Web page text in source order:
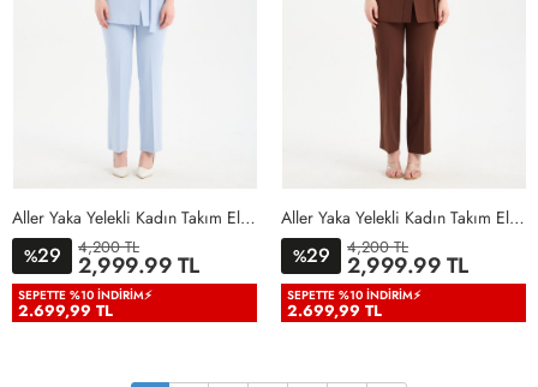
36 38 40 42 44
48
50
Aller Yaka Yelekli Kadın Takım Elbise Bebe Mavisi Bebe Mavisi
%29 4,200 TL
2,999.99 TL
SEPETTE %10 İNDIRIM⚡
2.699,99 TL
36 38 40 42 44
48
50
Aller Yaka Yelekli Kadın Takım Elbise Acı Kahve Acı Kahve
%29 4,200 TL
2,999.99 TL
SEPETTE %10 İNDIRIM⚡
2.699,99 TL